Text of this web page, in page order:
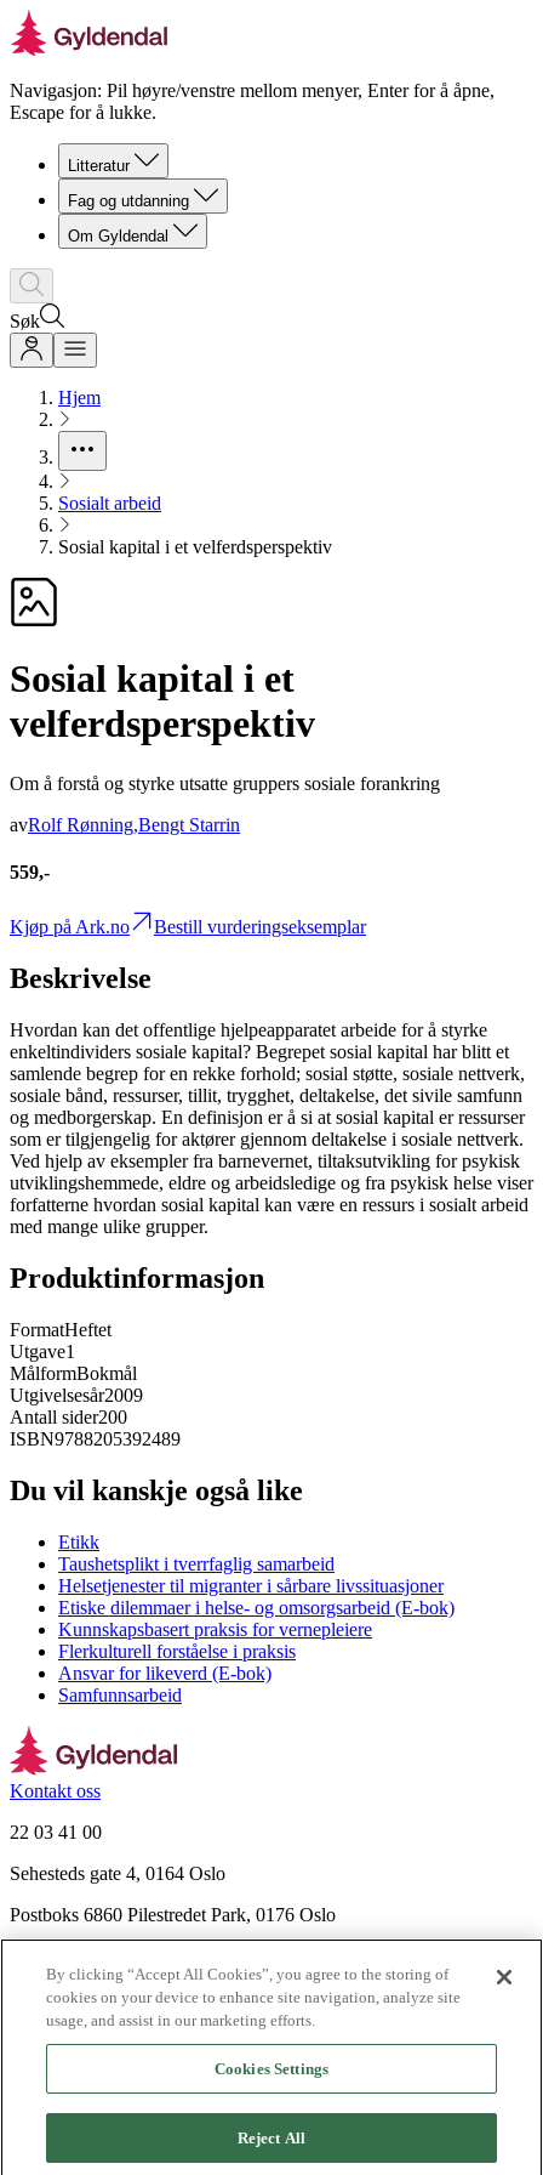
Navigasjon: Pil høyre/venstre mellom menyer, Enter for å åpne,
Escape for å lukke.
Litteratur
Fag og utdanning
Om Gyldendal
Søk
Hjem
Sosialt arbeid
Sosial kapital i et velferdsperspektiv
Sosial kapital i et
velferdsperspektiv
Om å forstå og styrke utsatte gruppers sosiale forankring
avRolf Rønning,Bengt Starrin
559,-
Kjøp på Ark.no Bestill vurderingseksemplar
Beskrivelse
Hvordan kan det offentlige hjelpeapparatet arbeide for å styrke
enkeltindividers sosiale kapital? Begrepet sosial kapital har blitt et
samlende begrep for en rekke forhold; sosial støtte, sosiale nettverk,
sosiale bånd, ressurser, tillit, trygghet, deltakelse, det sivile samfunn
og medborgerskap. En definisjon er å si at sosial kapital er ressurser
som er tilgjengelig for aktører gjennom deltakelse i sosiale nettverk.
Ved hjelp av eksempler fra barnevernet, tiltaksutvikling for psykisk
utviklingshemmede, eldre og arbeidsledige og fra psykisk helse viser
forfatterne hvordan sosial kapital kan være en ressurs i sosialt arbeid
med mange ulike grupper.
Produktinformasjon
FormatHeftet
Utgave1
MålformBokmål
Utgivelsesår2009
Antall sider200
ISBN9788205392489
Du vil kanskje også like
Etikk
Taushetsplikt i tverrfaglig samarbeid
Helsetjenester til migranter i sårbare livssituasjoner
Etiske dilemmaer i helse- og omsorgsarbeid (E-bok)
Kunnskapsbasert praksis for vernepleiere
Flerkulturell forståelse i praksis
Ansvar for likeverd (E-bok)
Samfunnsarbeid
Kontakt oss
22 03 41 00
Sehesteds gate 4, 0164 Oslo
Postboks 6860 Pilestredet Park, 0176 Oslo
Nyhetsbrev
Ledige stillinger
Send inn manus
Agency
By clicking “Accept All Cookies”, you agree to the storing of
cookies on your device to enhance site navigation, analyze site
usage, and assist in our marketing efforts.
Cookies Settings
Reject All